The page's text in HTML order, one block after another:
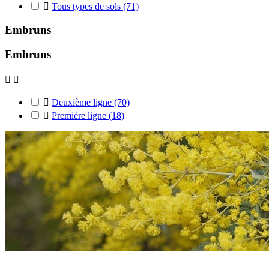
 Tous types de sols (71)
Embruns
Embruns
 
 Deuxième ligne (70)
 Première ligne (18)